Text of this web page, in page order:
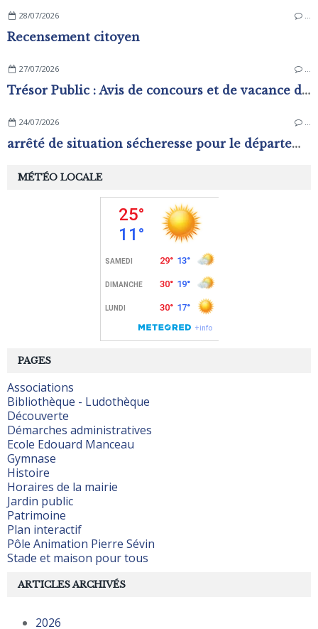
28/07/2026 …
Recensement citoyen
27/07/2026 …
Trésor Public : Avis de concours et de vacance d'emplois
24/07/2026 …
arrêté de situation sécheresse pour le département de l'Orne.
PAGES
Associations
Bibliothèque - Ludothèque
Découverte
Démarches administratives
Ecole Edouard Manceau
Gymnase
Histoire
Horaires de la mairie
Jardin public
Patrimoine
Plan interactif
Pôle Animation Pierre Sévin
Stade et maison pour tous
MÉTÉO LOCALE
ARTICLES ARCHIVÉS
2026